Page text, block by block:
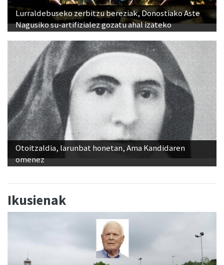
Lurraldebuseko zerbitzu bereziak, Donostiako Aste
Nagusiko su-artifizialez gozatu ahal izateko
Otoitzaldia, larunbat honetan, Ama Kandidaren
omenez
Ikusienak